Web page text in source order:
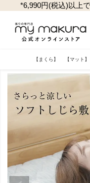
*6,990円(税込)以上
【まくら】 【マット】